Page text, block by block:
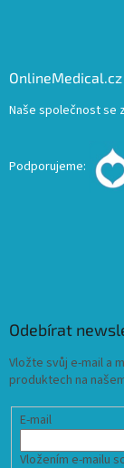
OnlineMedical.cz
Naše společnost se
Podporujeme:
Odebírat
Vložte svůj e-mail a
produktech na
E-mail
Vložením e-mailu